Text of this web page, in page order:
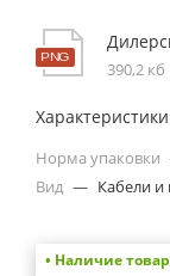
390,2 кб
Характеристики
Норма упаковки
Вид — Кабели и
• Наличие